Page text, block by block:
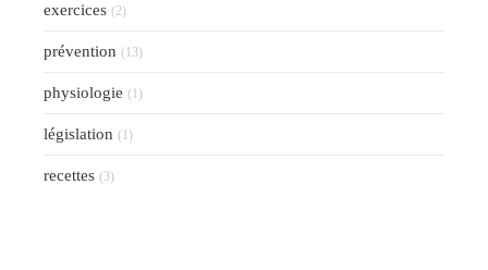
exercices (2)
prévention (13)
physiologie (1)
législation (1)
recettes (3)